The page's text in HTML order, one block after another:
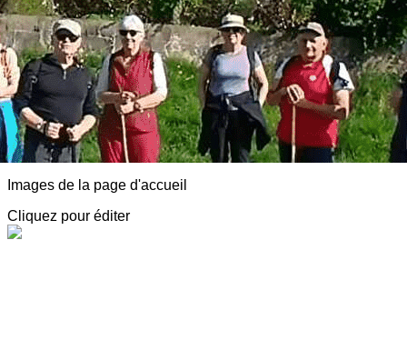
AVF Luzy Morvan
Adhésion
Animations
Détentes, Visites et Conférences
Partenaires, Spectacles, Infos diverses
Notre agenda
Adresses sympa
Actualité
?>
Images de la page d'accueil
Cliquez pour éditer